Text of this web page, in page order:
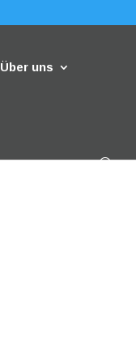
Über uns